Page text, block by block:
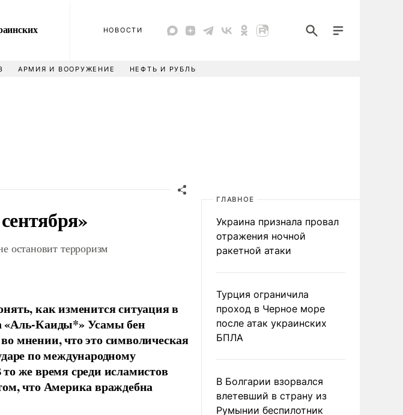
НОВОСТИ
АРМИЯ И ВООРУЖЕНИЕ НЕФТЬ И РУБЛЬ
остановит терроризм
как изменится ситуация в
«Аль-Каиды*» Усамы бен
мнении, что это символическая
по международному
же время среди исламистов
что Америка враждебна
ГЛАВНОЕ
Украина признала провал
отражения ночной
ракетной атаки
Турция ограничила
проход в Черное море
после атак украинских
БПЛА
В Болгарии взорвался
влетевший в страну из
Румынии беспилотник